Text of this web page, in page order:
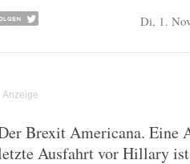
Di, 1.
Brexit Americana. Eine
Ausfahrt vor Hillary